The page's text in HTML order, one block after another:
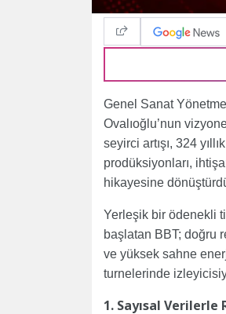
Genel Sanat
Ovalıoğlu’nun
seyirci artışı, 324
prodüksiyonları,
hikayesine
Yerleşik bir ödenekli
başlatan BBT; doğru
ve yüksek sahne
turnelerinde
1. Sayısal Verilerle